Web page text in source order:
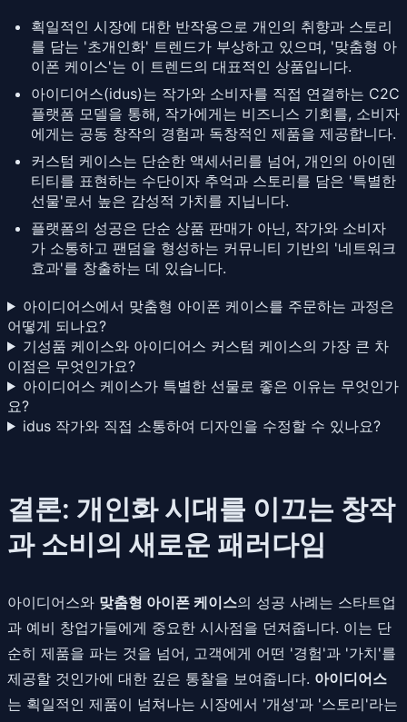
획일적인 시장에 대한 반작용으로 개인의 취향과 스토리
를 담는 '초개인화' 트렌드가 부상하고 있으며, '맞춤형 아
이폰 케이스'는 이 트렌드의 대표적인 상품입니다.
아이디어스(idus)는 작가와 소비자를 직접 연결하는 C2C
플랫폼 모델을 통해, 작가에게는 비즈니스 기회를, 소비자
에게는 공동 창작의 경험과 독창적인 제품을 제공합니다.
커스텀 케이스는 단순한 액세서리를 넘어, 개인의 아이덴
티티를 표현하는 수단이자 추억과 스토리를 담은 '특별한
선물'로서 높은 감성적 가치를 지닙니다.
플랫폼의 성공은 단순 상품 판매가 아닌, 작가와 소비자
가 소통하고 팬덤을 형성하는 커뮤니티 기반의 '네트워크
효과'를 창출하는 데 있습니다.
아이디어스에서 맞춤형 아이폰 케이스를 주문하는 과정은
어떻게 되나요?
기성품 케이스와 아이디어스 커스텀 케이스의 가장 큰 차
이점은 무엇인가요?
아이디어스 케이스가 특별한 선물로 좋은 이유는 무엇인가
요?
idus 작가와 직접 소통하여 디자인을 수정할 수 있나요?
결론: 개인화 시대를 이끄는 창작
과 소비의 새로운 패러다임
아이디어스와 맞춤형 아이폰 케이스의 성공 사례는 스타트업
과 예비 창업가들에게 중요한 시사점을 던져줍니다. 이는 단
순히 제품을 파는 것을 넘어, 고객에게 어떤 '경험'과 '가치'를
제공할 것인가에 대한 깊은 통찰을 보여줍니다. 아이디어스
는 획일적인 제품이 넘쳐나는 시장에서 '개성'과 '스토리'라는